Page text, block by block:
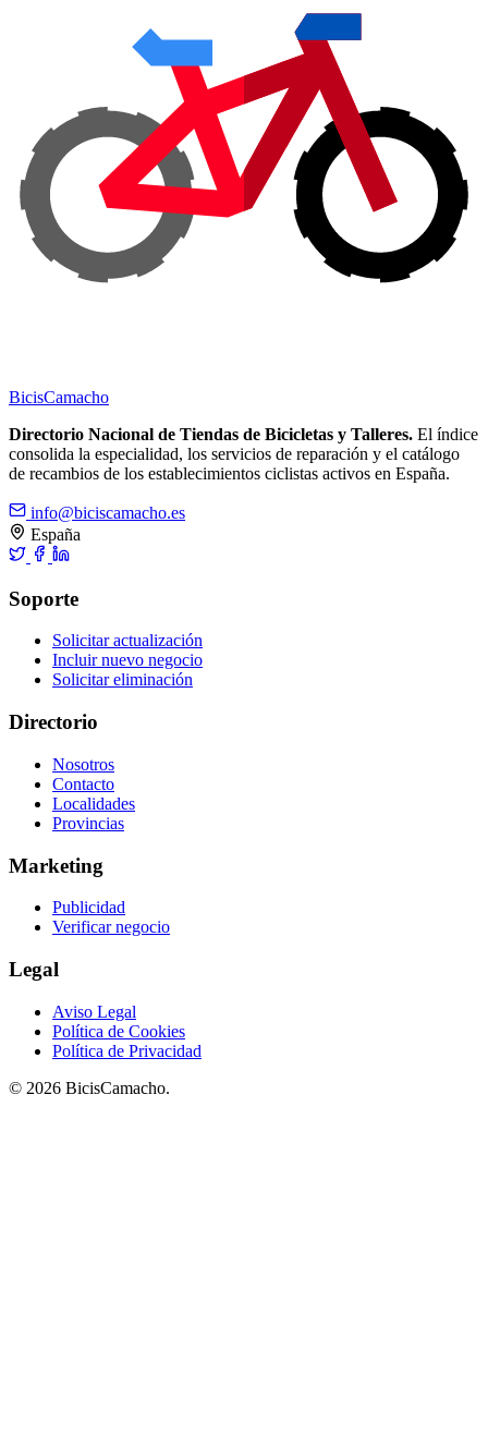
BicisCamacho
Directorio Nacional de Tiendas de Bicicletas y Talleres. El índice
consolida la especialidad, los servicios de reparación y el catálogo
de recambios de los establecimientos ciclistas activos en España.
info@biciscamacho.es
España
Soporte
Solicitar actualización
Incluir nuevo negocio
Solicitar eliminación
Directorio
Nosotros
Contacto
Localidades
Provincias
Marketing
Publicidad
Verificar negocio
Legal
Aviso Legal
Política de Cookies
Política de Privacidad
© 2026 BicisCamacho.